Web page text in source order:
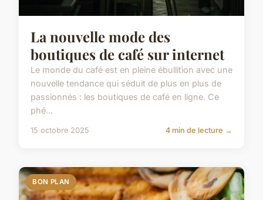
La nouvelle mode des
boutiques de café sur internet
Le monde du café est en pleine ébullition avec une
nouvelle tendance qui séduit de plus en plus de
passionnés : les boutiques de café en ligne. Ce
phé...
15 octobre 2025 4 min de lecture →
BON PLAN